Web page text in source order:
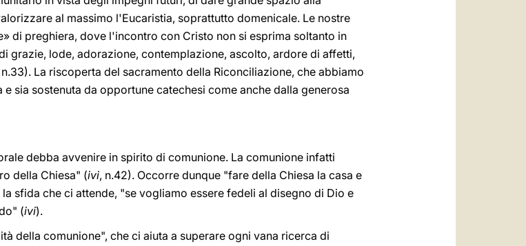
al massimo l'Eucaristia, soprattutto domenicale. Le nostre
di preghiera, dove l'incontro con Cristo non si esprima soltanto in
grazie, lode, adorazione, contemplazione, ascolto, ardore di affetti,
n.33). La riscoperta del sacramento della Riconciliazione, che abbiamo
sia sostenuta da opportune catechesi come anche dalla generosa
debba avvenire in spirito di comunione. La comunione infatti
della Chiesa" (ivi, n.42). Occorre dunque "fare della Chiesa la casa e
la sfida che ci attende, "se vogliamo essere fedeli al disegno di Dio e
(ivi).
della comunione", che ci aiuta a superare ogni vana ricerca di